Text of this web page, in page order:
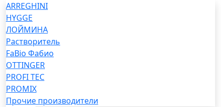
ARREGHINI
HYGGE
ЛОЙМИНА
Растворитель
FaBio Фабио
OTTINGER
PROFI TEC
PROMIX
Прочие производители